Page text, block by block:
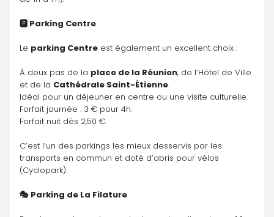
🅿️ Parking Centre
Le parking Centre est également un excellent choix :
À deux pas de la place de la Réunion, de l’Hôtel de Ville
et de la Cathédrale Saint-Étienne.
Idéal pour un déjeuner en centre ou une visite culturelle.
Forfait journée : 3 € pour 4h.
Forfait nuit dès 2,50 €.
C’est l’un des parkings les mieux desservis par les
transports en commun et doté d’abris pour vélos
(Cyclopark).
🎭 Parking de La Filature